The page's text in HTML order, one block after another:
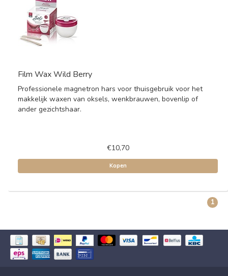
Film Wax Wild Berry
Professionele magnetron hars voor thuisgebruik voor het
makkelijk waxen van oksels, wenkbrauwen, bovenlip of
ander gezichtshaar.
€10,70
Kopen
1